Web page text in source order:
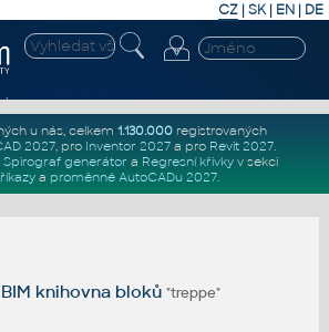
CZ | SK| EN | DE
u nás, celkem 1.130.000registrovaných
2027, pro Inventor 2027a pro Revit 2027.
Spirograf generátor a Regresní křivkyv sekci
a proměnné AutoCADu 2027.
knihovna bloků"treppe"